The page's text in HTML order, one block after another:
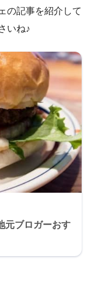
の記事を紹介して
いね♪
元ブロガーおす